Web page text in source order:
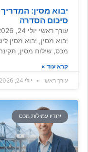
יבוא מסין:
סיכום הסדרה
יבוא מסין, יבוא מסין
מכס, שילוח מסין,
קרא עוד »
עורך ראשי
יולי 24, 2026
יחדיו עמילות מכס